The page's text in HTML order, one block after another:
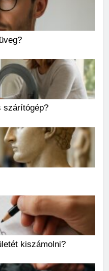
szárítógép?
kiszámolni?